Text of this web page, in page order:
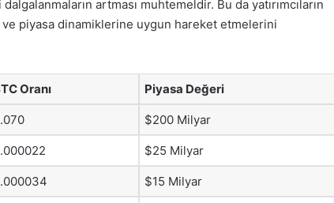
artması muhtemeldir. Bu da yatırımcıların
piyasa dinamiklerine uygun hareket etmelerini
Oranı Piyasa Değeri
$200 Milyar
$25 Milyar
$15 Milyar